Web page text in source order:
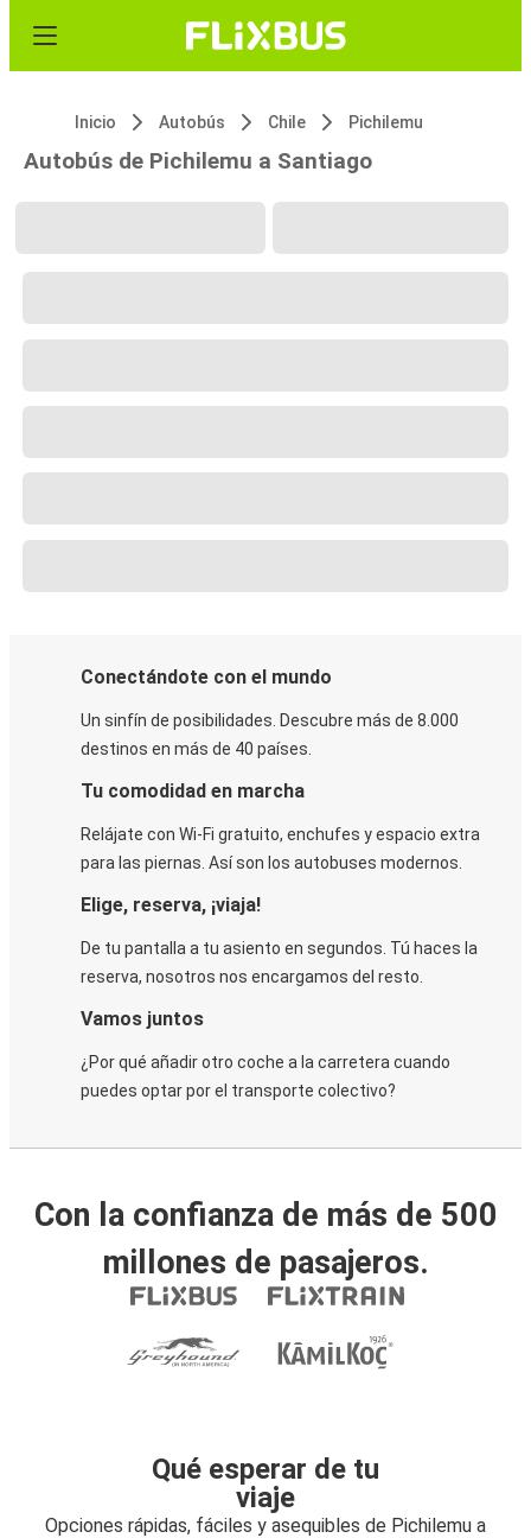
Inicio Autobús Chile Pichilemu
Autobús de Pichilemu a Santiago
Conectándote con el mundo
Un sinfín de posibilidades. Descubre más de 8.000
destinos en más de 40 países.
Tu comodidad en marcha
Relájate con Wi-Fi gratuito, enchufes y espacio extra
para las piernas. Así son los autobuses modernos.
Elige, reserva, ¡viaja!
De tu pantalla a tu asiento en segundos. Tú haces la
reserva, nosotros nos encargamos del resto.
Vamos juntos
¿Por qué añadir otro coche a la carretera cuando
puedes optar por el transporte colectivo?
Con la confianza de más de 500
millones de pasajeros.
Qué esperar de tu
viaje
Opciones rápidas, fáciles y asequibles de Pichilemu a